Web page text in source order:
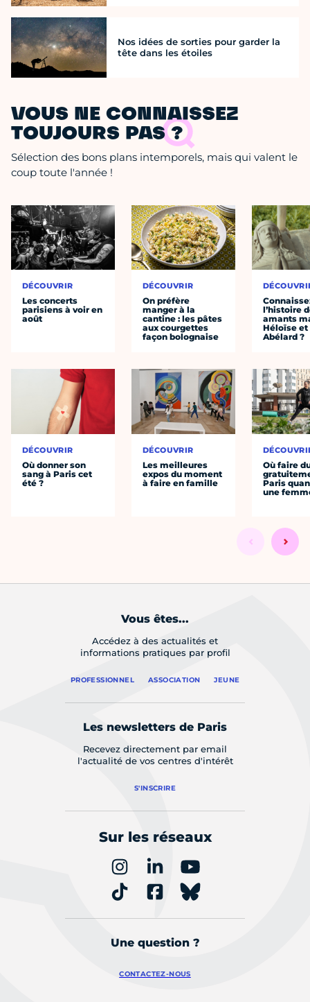
Nos idées de sorties pour garder la
tête dans les étoiles
VOUS NE CONNAISSEZ
TOUJOURS PAS ?
Sélection des bons plans intemporels, mais qui valent le
coup toute l'année !
DÉCOUVRIR
Les concerts
parisiens à voir en
août
DÉCOUVRIR
Où donner son
sang à Paris cet
été ?
DÉCOUVRIR
On préfère
manger à la
cantine : les pâtes
aux courgettes
façon bolognaise
DÉCOUVRIR
Les meilleures
expos du moment
à faire en famille
l’histoire
amants
Héloïse et
Abélard ?
Où faire
Paris
une
Vous êtes...
Accédez à des actualités et
informations pratiques par profil
PROFESSIONNEL ASSOCIATION JEUNE
Les newsletters de Paris
Recevez directement par email
l'actualité de vos centres d'intérêt
S'INSCRIRE
Sur les réseaux
Une question ?
CONTACTEZ-NOUS